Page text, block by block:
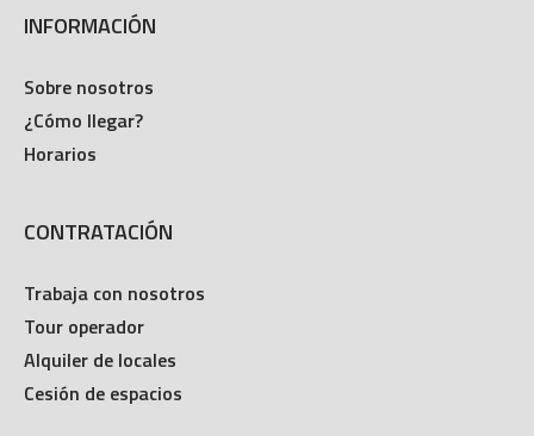
INFORMACIÓN
Sobre nosotros
¿Cómo llegar?
Horarios
CONTRATACIÓN
Trabaja con nosotros
Tour operador
Alquiler de locales
Cesión de espacios